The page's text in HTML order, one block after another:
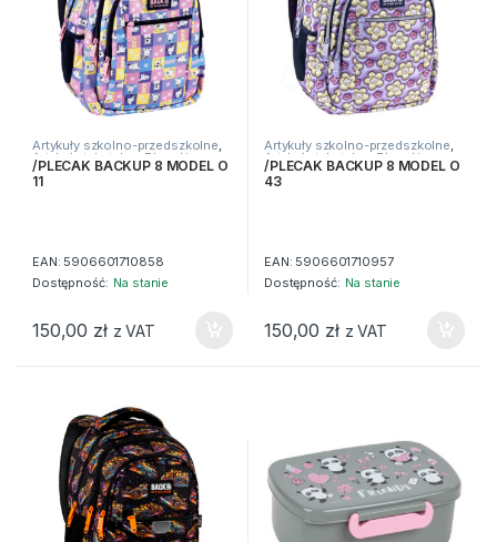
Artykuły szkolno-przedszkolne,
Artykuły tekstylne ,Plecaki
/PLECAK BACKUP 8 MODEL O
11
EAN: 5906601710858
Dostępność: Na stanie
150,00 zł z VAT
Artykuły szkolno-przedszkolne,
Artykuły tekstylne ,Plecaki
/PLECAK BACKUP 8 MODEL O
43
EAN: 5906601710957
Dostępność: Na stanie
150,00 zł z VAT